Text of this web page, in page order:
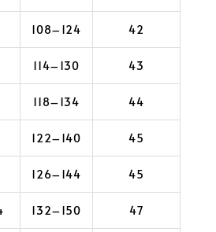
108–124 42
114–130 43
118–134 44
122–140 45
126–144 45
132–150 47